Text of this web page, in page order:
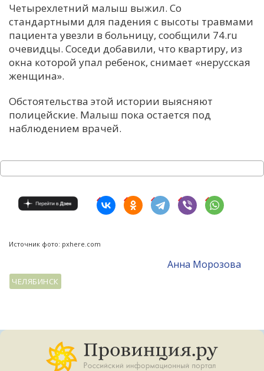
М
Н
Ч
Четырехлетний малыш выжил. Со
стандартными для падения с высоты травмами
пациента увезли в больницу, сообщили 74.ru
очевидцы. Соседи добавили, что квартиру, из
окна которой упал ребенок, снимает «нерусская
женщина».
Обстоятельства этой истории выясняют
полицейские. Малыш пока остается под
наблюдением врачей.
Источник фото: pxhere.com
Анна Морозова
ЧЕЛЯБИНСК